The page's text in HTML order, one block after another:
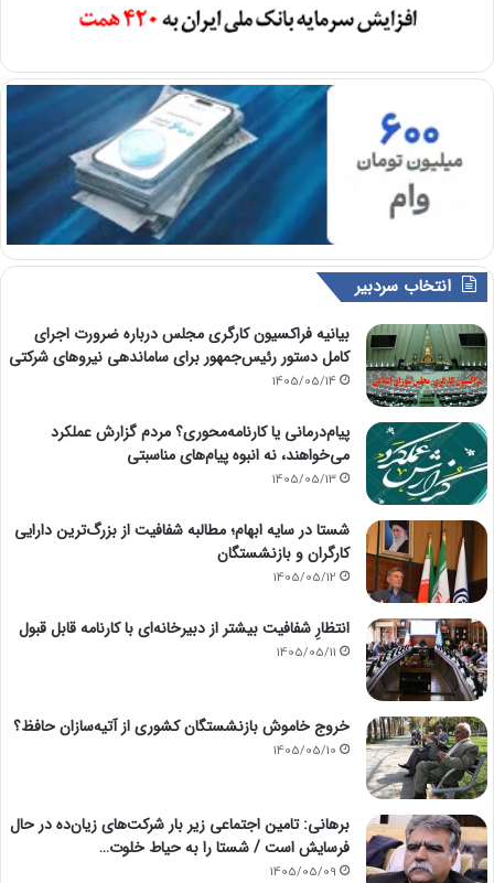
انتخاب سردبیر
بیانیه فراکسیون کارگری مجلس درباره ضرورت اجرای
کامل دستور رئیس‌جمهور برای ساماندهی نیروهای شرکتی
1405/05/14
پیام‌درمانی یا کارنامه‌محوری؟ مردم گزارش عملکرد
می‌خواهند، نه انبوه پیام‌های مناسبتی
1405/05/13
شستا در سایه ابهام؛ مطالبه شفافیت از بزرگ‌ترین دارایی
کارگران و بازنشستگان
1405/05/12
انتظارِ شفافیت بیشتر از دبیرخانه‌ای با کارنامه قابل قبول
1405/05/11
خروج خاموش بازنشستگان کشوری از آتیه‌سازان حافظ؟
1405/05/10
برهانی: تامین اجتماعی زیر بار شرکت‌های زیان‌ده در حال
فرسایش است / شستا را به حیاط خلوت…
1405/05/09